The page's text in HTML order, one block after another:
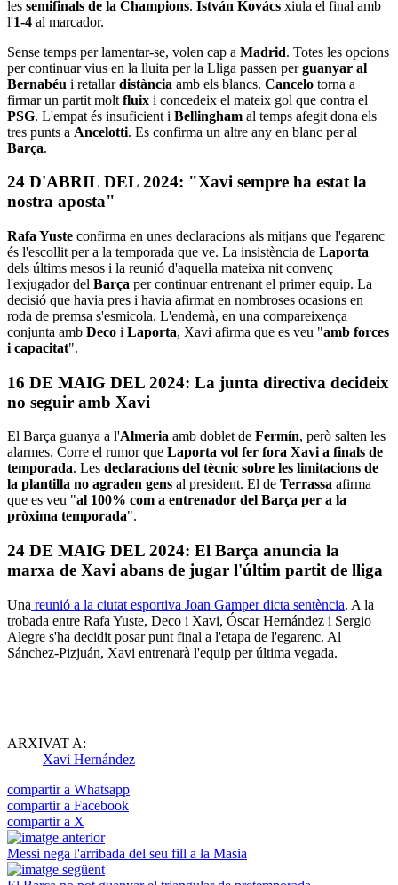
les semifinals de la Champions. István Kovács xiula el final amb
l'1-4 al marcador.
Sense temps per lamentar-se, volen cap a Madrid. Totes les opcions
per continuar vius en la lluita per la Lliga passen perguanyar al
Bernabéu i retallardistància amb els blancs. Cancelo torna a
firmar un partit molt fluix i concedeix el mateix gol que contra el
PSG. L'empat és insuficient i Bellingham al temps afegit dona els
tres punts a Ancelotti. Es confirma un altre any en blanc per al
Barça.
24 D'ABRIL DEL 2024: "Xavi sempre ha estat la
nostra aposta"
Rafa Yuste confirma en unes declaracions als mitjans que l'egarenc
és l'escollit per a la temporada que ve. La insistència de Laporta
dels últims mesos i la reunió d'aquella mateixa nit convenç
l'exjugador del Barça per continuar entrenant el primer equip. La
decisió que havia pres i havia afirmat en nombroses ocasions en
roda de premsa s'esmicola. L'endemà, en una compareixença
conjunta amb Deco i Laporta, Xavi afirma que es veu "amb forces
i capacitat".
16 DE MAIG DEL 2024: La junta directiva decideix
no seguir amb Xavi
El Barça guanya a l'Almeria amb doblet de Fermín, però salten les
alarmes. Corre el rumor que Laporta vol fer fora Xavi a finals de
temporada. Les declaracions del tècnic sobre les limitacions de
la plantilla no agraden gens al president. El de Terrassa afirma
que es veu "al 100% com a entrenador del Barça per a la
pròxima temporada".
24 DE MAIG DEL 2024: El Barça anuncia la
marxa de Xavi abans de jugar l'últim partit de lliga
Una reunió a la ciutat esportiva Joan Gamper dicta sentència. A la
trobada entre Rafa Yuste, Deco i Xavi, Óscar Hernández i Sergio
Alegre s'ha decidit posar punt final a l'etapa de l'egarenc. Al
Sánchez-Pizjuán, Xavi entrenarà l'equip per última vegada.
ARXIVAT A:
Xavi Hernández
compartir a Whatsapp
compartir a Facebook
compartir a X
Messi nega l'arribada del seu fill a la Masia